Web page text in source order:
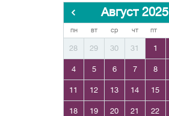
Август 2025
пн вт ср чт пт
28 29 30 31 1
4 5 6 7 8
11 12 13 14 15
18 19 20 21 22